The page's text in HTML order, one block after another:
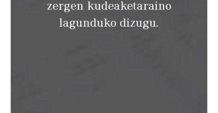
zergen kudeaketaraino
lagunduko dizugu.